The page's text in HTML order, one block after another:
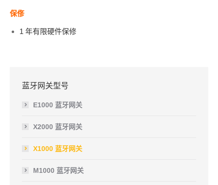
保俢
1 年有限硬件保修
蓝牙网关型号
E1000 蓝牙网关
X2000 蓝牙网关
X1000 蓝牙网关
M1000 蓝牙网关